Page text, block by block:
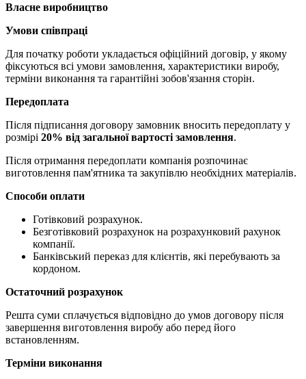
Власне виробництво
Умови співпраці
Для початку роботи укладається офіційний договір, у якому
фіксуються всі умови замовлення, характеристики виробу,
терміни виконання та гарантійні зобов'язання сторін.
Передоплата
Після підписання договору замовник вносить передоплату у
розмірі 20% від загальної вартості замовлення.
Після отримання передоплати компанія розпочинає
виготовлення пам'ятника та закупівлю необхідних матеріалів.
Способи оплати
Готівковий розрахунок.
Безготівковий розрахунок на розрахунковий рахунок
компанії.
Банківський переказ для клієнтів, які перебувають за
кордоном.
Остаточний розрахунок
Решта суми сплачується відповідно до умов договору після
завершення виготовлення виробу або перед його
встановленням.
Терміни виконання